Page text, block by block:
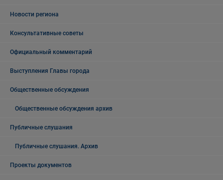
Новости региона
Консультативные советы
Официальный комментарий
Выступления Главы города
Общественные обсуждения
Общественные обсуждения архив
Публичные слушания
Публичные слушания. Архив
Проекты документов